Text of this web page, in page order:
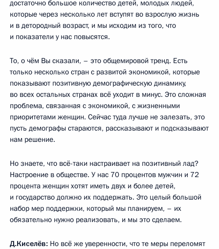
достаточно большое количество детей, молодых людей,
которые через несколько лет вступят во взрослую жизнь
и в детородный возраст, и мы исходим из того, что
и показатели у нас повысятся.
То, о чём Вы сказали, – это общемировой тренд. Есть
только несколько стран с развитой экономикой, которые
показывают позитивную демографическую динамику,
во всех остальных странах всё уходит в минус. Это сложная
проблема, связанная с экономикой, с жизненными
приоритетами женщин. Сейчас туда лучше не залезать, это
пусть демографы стараются, рассказывают и подсказывают
нам решение.
Но знаете, что всё-таки настраивает на позитивный лад?
Настроение в обществе. У нас 70 процентов мужчин и 72
процента женщин хотят иметь двух и более детей,
и государство должно их поддержать. Это целый большой
набор мер поддержки, который мы планируем, – их
обязательно нужно реализовать, и мы это сделаем.
Д.Киселёв: Но всё же уверенности, что те меры переломят